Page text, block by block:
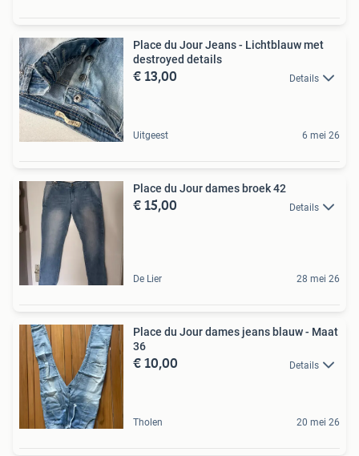
Place du Jour Jeans - Lichtblauw met
destroyed details
€ 13,00 Details
Uitgeest 6 mei 26
Place du Jour dames broek 42
€ 15,00 Details
De Lier 28 mei 26
Place du Jour dames jeans blauw - Maat
36
€ 10,00 Details
Tholen 20 mei 26